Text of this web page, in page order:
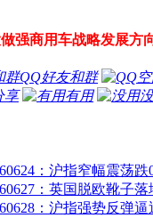
强商用车战略发展方
QQ好友和群
享 有用
：沪指窄幅震荡
：英国脱欧靴子
：沪指强势反弹